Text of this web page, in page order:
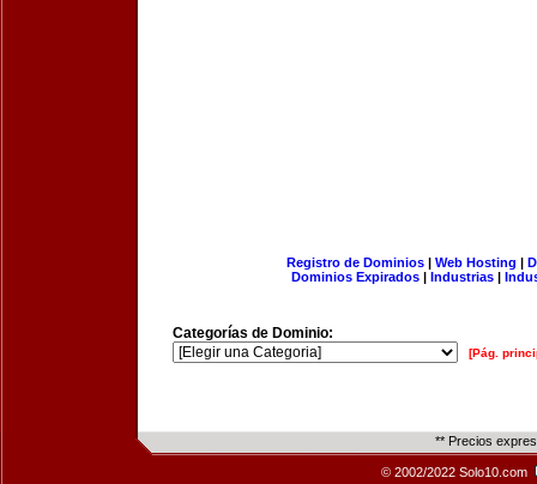
Registro de Dominios| Web Hosting |
Dominios Expirados | Industrias |
Categorías de Dominio:
[Pág.
** Precios
© 2002/2022 Solo10.com